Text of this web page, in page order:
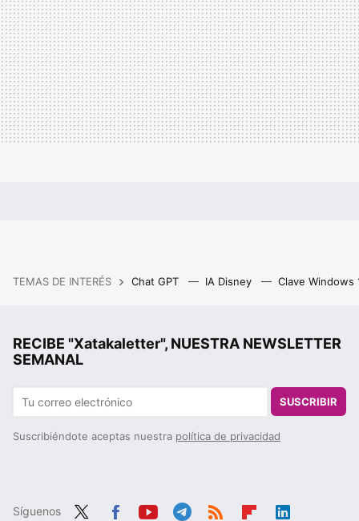
TEMAS DE INTERÉS Chat GPT IA Disney Clave Windows
RECIBE "Xatakaletter", NUESTRA NEWSLETTER
SEMANAL
SUSCRIBIR
Suscribiéndote aceptas nuestra política de privacidad
Síguenos